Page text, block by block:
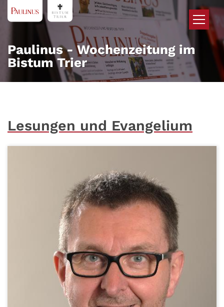
Zum Inhalt springen
Paulinus - Wochenzeitung im
Bistum Trier
Lesungen und Evangelium